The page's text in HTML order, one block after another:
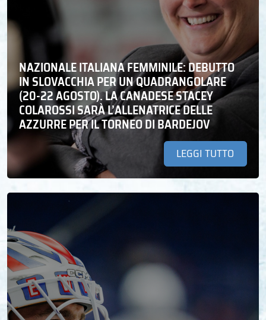
NAZIONALE ITALIANA FEMMINILE: DEBUTTO
IN SLOVACCHIA PER UN QUADRANGOLARE
(20-22 AGOSTO). LA CANADESE STACEY
COLAROSSI SARÀ L’ALLENATRICE DELLE
AZZURRE PER IL TORNEO DI BARDEJOV
LEGGI TUTTO